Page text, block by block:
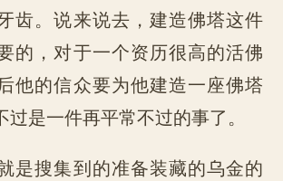
齿。说来说去，建造佛塔这件
的，对于一个资历很高的活佛
他的信众要为他建造一座佛塔
是一件再平常不过的事了。
是搜集到的准备装藏的乌金的